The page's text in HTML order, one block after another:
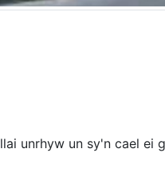
unrhyw un sy'n cael